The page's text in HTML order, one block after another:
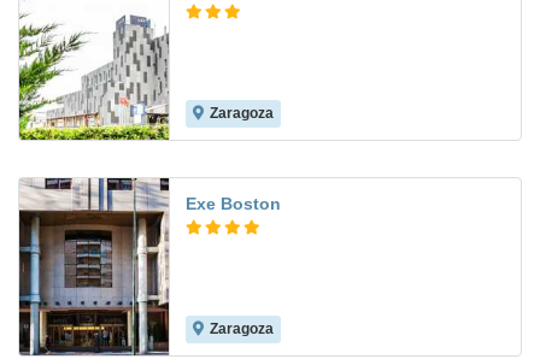
Zaragoza
Exe Boston
Zaragoza